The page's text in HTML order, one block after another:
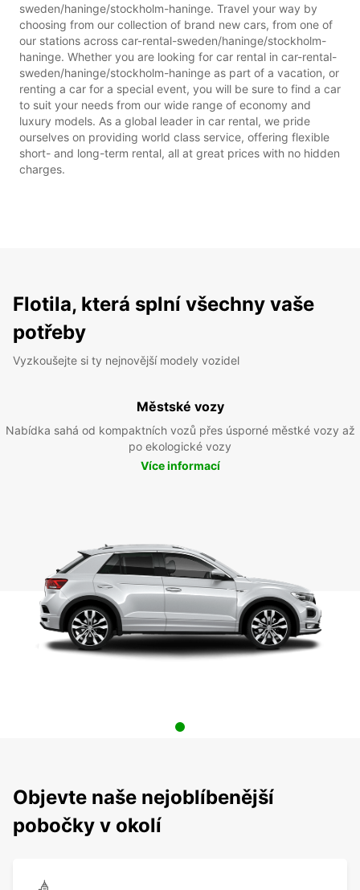
sweden/haninge/stockholm-haninge. Travel your way by
choosing from our collection of brand new cars, from one of
our stations across car-rental-sweden/haninge/stockholm-
haninge. Whether you are looking for car rental in car-rental-
sweden/haninge/stockholm-haninge as part of a vacation, or
renting a car for a special event, you will be sure to find a car
to suit your needs from our wide range of economy and
luxury models. As a global leader in car rental, we pride
ourselves on providing world class service, offering flexible
short- and long-term rental, all at great prices with no hidden
charges.
Flotila, která splní všechny vaše
potřeby
Vyzkoušejte si ty nejnovější modely vozidel
Městské vozy
Nabídka sahá od kompaktních vozů přes úsporné městké vozy až
po ekologické vozy
Více informací
Objevte naše nejoblíbenější
pobočky v okolí